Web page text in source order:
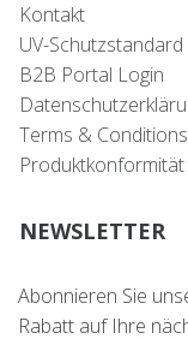
Kontakt
UV-Schutzstandard
B2B Portal Login
Terms & Conditions
Produktkonformität
NEWSLETTER
Abonnieren Sie
Rabatt auf Ihre